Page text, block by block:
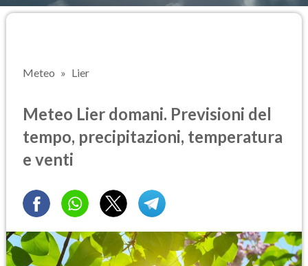
Meteo Lier
Meteo Lier domani. Previsioni del
tempo, precipitazioni, temperatura
e venti